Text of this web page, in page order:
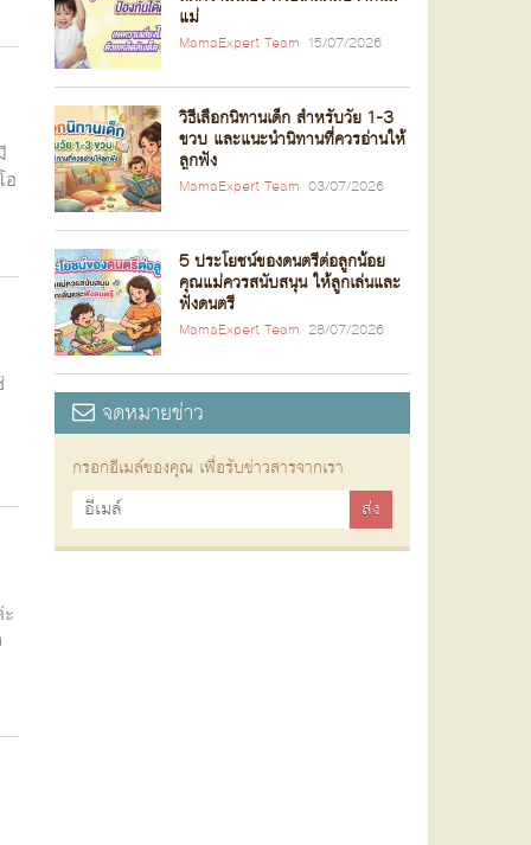
อ
แม่
MamaExpert Team 15/07/2026
วิธีเลือกนิทานเด็ก สำหรับวัย 1-3
ขวบ และแนะนำนิทานที่ควรอ่านให้
ลูกฟัง
MamaExpert Team 03/07/2026
5 ประโยชน์ของดนตรีต่อลูกน้อย
คุณแม่ควรสนับสนุน ให้ลูกเล่นและ
ฟังดนตรี
MamaExpert Team 28/07/2026
จดหมายข่าว
กรอกอีเมล์ของคุณ เพื่อรับข่าวสารจากเรา